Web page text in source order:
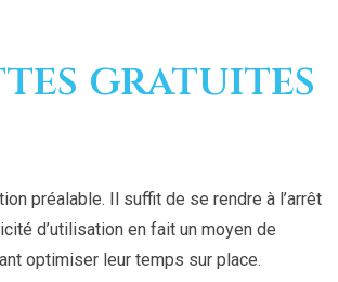
gratuites
préalable. Il suffit de se rendre à l’arrêt
d’utilisation en fait un moyen de
optimiser leur temps sur place.